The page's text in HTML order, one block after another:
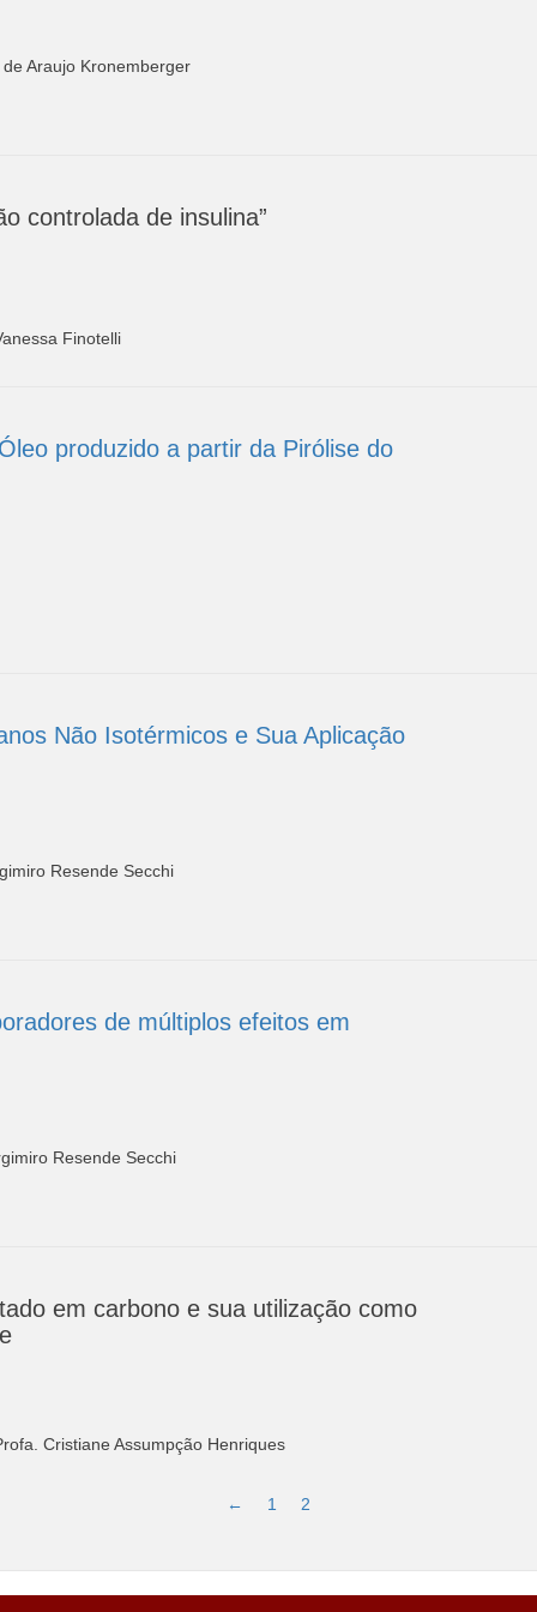
Araujo Kronemberger
controlada de insulina”
Finotelli
produzido a partir da Pirólise do
Não Isotérmicos e Sua Aplicação
Resende Secchi
de múltiplos efeitos em
Resende Secchi
em carbono e sua utilização como
Cristiane Assumpção Henriques
← 1 2